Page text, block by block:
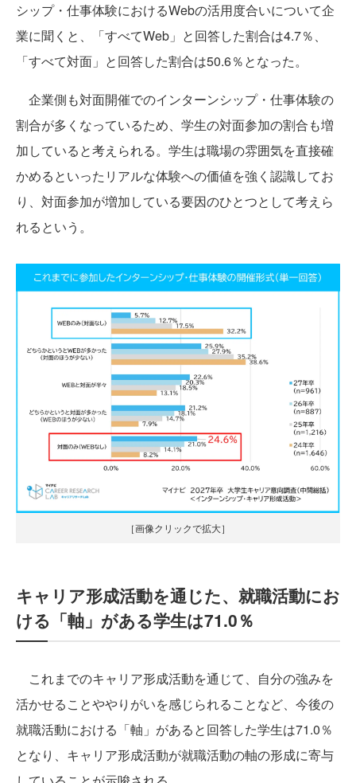
シップ・仕事体験におけるWebの活用度合いについて企
業に聞くと、「すべてWeb」と回答した割合は4.7％、
「すべて対面」と回答した割合は50.6％となった。
企業側も対面開催でのインターンシップ・仕事体験の
割合が多くなっているため、学生の対面参加の割合も増
加していると考えられる。学生は職場の雰囲気を直接確
かめるといったリアルな体験への価値を強く認識してお
り、対面参加が増加している要因のひとつとして考えら
れるという。
［画像クリックで拡大］
キャリア形成活動を通じた、就職活動にお
ける「軸」がある学生は71.0％
これまでのキャリア形成活動を通じて、自分の強みを
活かせることややりがいを感じられることなど、今後の
就職活動における「軸」があると回答した学生は71.0％
となり、キャリア形成活動が就職活動の軸の形成に寄与